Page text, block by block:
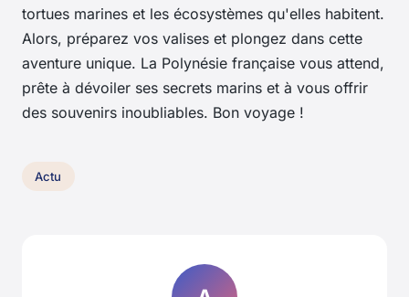
tortues marines et les écosystèmes qu'elles habitent.
Alors, préparez vos valises et plongez dans cette
aventure unique. La Polynésie française vous attend,
prête à dévoiler ses secrets marins et à vous offrir
des souvenirs inoubliables. Bon voyage !
Actu